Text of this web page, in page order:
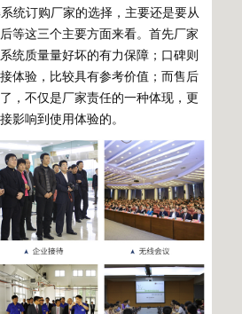
统订购厂家的选择，主要还是要从
等这三个主要方面来看。首先厂家
统质量量好坏的有力保障；口碑则
体验，比较具有参考价值；而售后
，不仅是厂家责任的一种体现，更
影响到使用体验的。